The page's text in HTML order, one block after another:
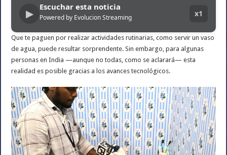
▶
Escuchar esta noticia
Powered by Evolucion Streaming x1
Que te paguen por realizar actividades rutinarias, como servir un vaso
de agua, puede resultar sorprendente. Sin embargo, para algunas
personas en India —aunque no todas, como se aclarará— esta
realidad es posible gracias a los avances tecnológicos.